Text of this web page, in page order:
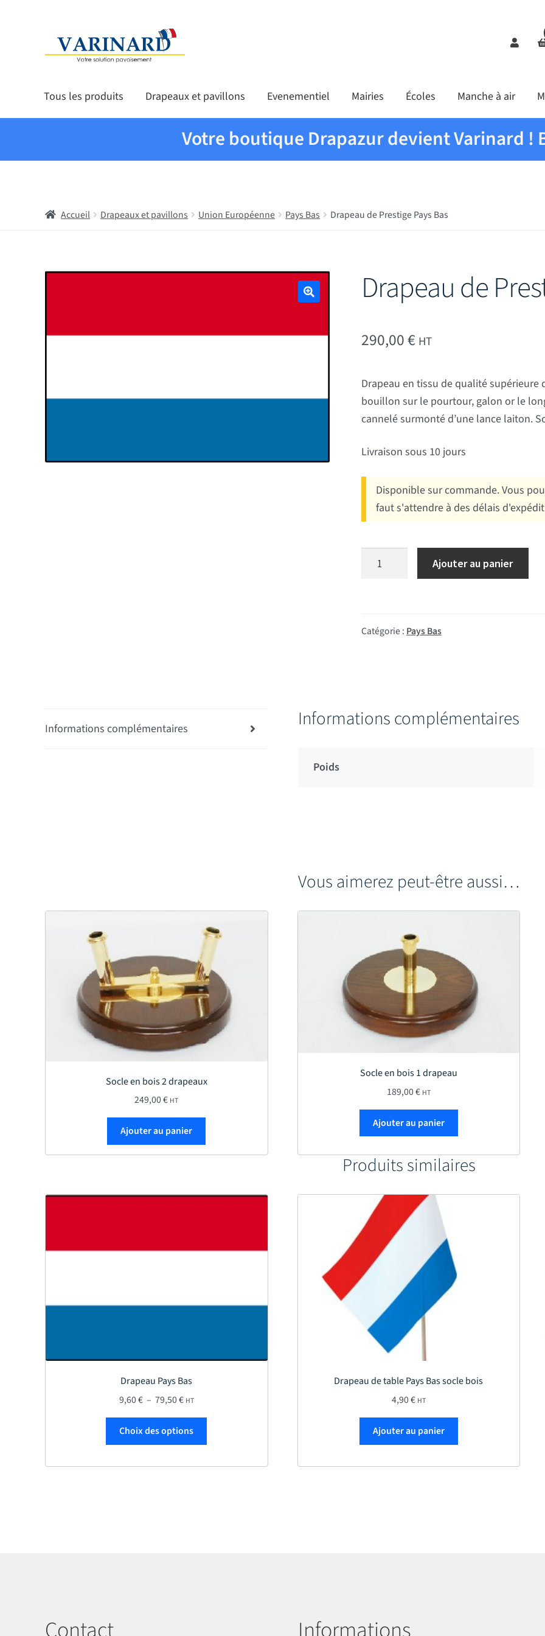
Aller à la navigation
Aller au contenu
Tous les produits Drapeaux et pavillons Evenementiel Mairies Écoles Manche à air
Votre boutique Drapazur devient Varinard !
Accueil Drapeaux et pavillons Union Européenne Pays Bas Drapeau de Prestige Pays Bas
Drapeau de
290,00€ HT
Drapeau en tissu de qualité supérieure
bouillon sur le pourtour, galon or le
cannelé surmonté d’une lance laiton.
Livraison sous 10 jours
Disponible sur commande. Vous
faut s'attendre à des délais
quantité de Drapeau de Prestige Pays Bas
Ajouter au panier
Catégorie : Pays Bas
Informations complémentaires Informations complémentaires
Poids
Vous aimerez peut-être aussi…
Socle en bois 2 drapeaux
249,00€ HT
Ajouter au panier
Socle en bois 1 drapeau
189,00€ HT
Ajouter au panier
Produits similaires
Drapeau Pays Bas
9,60€ – 79,50€Plage de prix : 9,60 € à 79,50 €
HT
Choix des options Ce produit a plusieurs variations. Les options peuvent être choisies sur la page du
Drapeau de table Pays Bas socle bois
4,90€ HT
Ajouter au panier